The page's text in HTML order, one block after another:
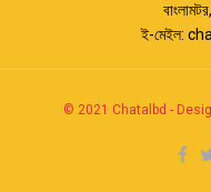
ই-মেইল:
© 2021 Chatalbd -